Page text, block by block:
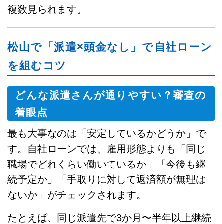
複数見られます。
松山で「派遣×頭金なし」で自社ローン
を組むコツ
どんな派遣さんが通りやすい？審査の
着眼点
最も大事なのは「安定しているかどうか」で
す。自社ローンでは、雇用形態よりも「同じ
職場でどれくらい働いているか」「今後も継
続予定か」「手取りに対して返済額が無理は
ないか」がチェックされます。
たとえば、同じ派遣先で3か月〜半年以上継続